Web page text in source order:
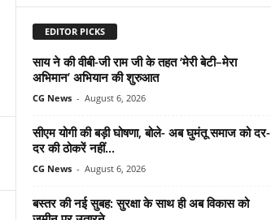
EDITOR PICKS
साय ने की वीबी-जी राम जी के तहत ‘मेरी बेटी–मेरा
अभिमान’ अभियान की शुरुआत
CG News - August 6, 2026
सीएम योगी की बड़ी घोषणा, बोले- अब घुमंतू समाज को दर-
दर की ठोकरें नहीं...
CG News - August 6, 2026
बस्तर की नई सुबह: सुरक्षा के साथ ही अब विकास को